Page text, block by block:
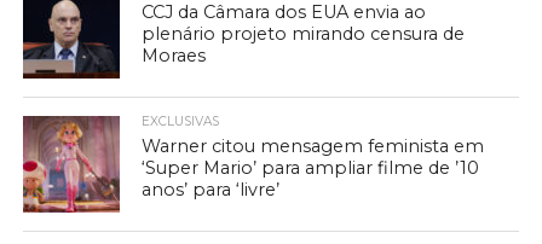
CCJ da Câmara dos EUA envia ao
plenário projeto mirando censura de
Moraes
EXCLUSIVAS
Warner citou mensagem feminista em
‘Super Mario’ para ampliar filme de ’10
anos’ para ‘livre’